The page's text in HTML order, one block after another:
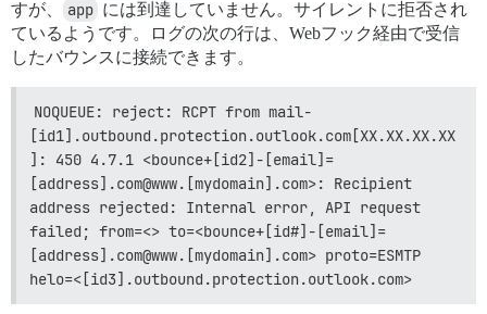
すが、
app には到達していません。サイレントに拒否され
ているようです。ログの次の行は、Webフック経由で受信
したバウンスに接続できます。
NOQUEUE: reject: RCPT from mail-
[id1].outbound.protection.outlook.com[XX.XX.XX.XX
]: 450 4.7.1 <bounce+[id2]-[email]=
[address].com@www.[mydomain].com>: Recipient
address rejected: Internal error, API request
failed; from=<> to=<bounce+[id#]-[email]=
[address].com@www.[mydomain].com> proto=ESMTP
helo=<[id3].outbound.protection.outlook.com>